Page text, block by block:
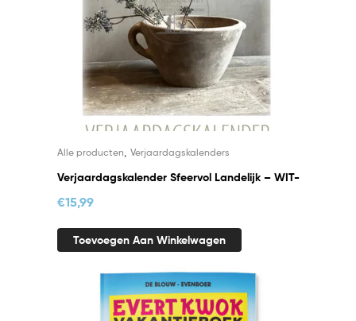
Alle producten Verjaardagskalenders
Verjaardagskalender Sfeervol Landelijk – WIT-
€15,99
Toevoegen Aan Winkelwagen